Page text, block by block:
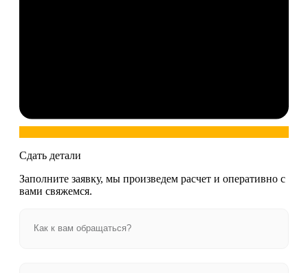
Сдать детали
Заполните заявку, мы произведем расчет и оперативно с
вами свяжемся.